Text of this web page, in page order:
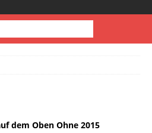
dem Oben Ohne 2015